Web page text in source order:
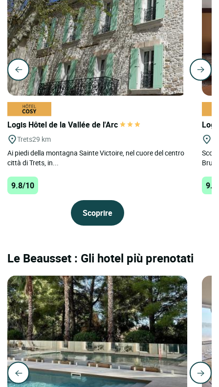
Logis Hôtel de la Vallée de l'Arc
Trets29 km
Ai piedi della montagna Sainte Victoire, nel cuore del centro
città di Trets, in...
9.8/10
Scoprire
Le Beausset : Gli hotel più prenotati